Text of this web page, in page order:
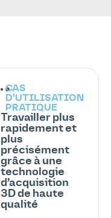
CAS
D'UTILISATION
PRATIQUE
Travailler plus
rapidement et
plus
précisément
grâce à une
technologie
d’acquisition
3D de haute
qualité